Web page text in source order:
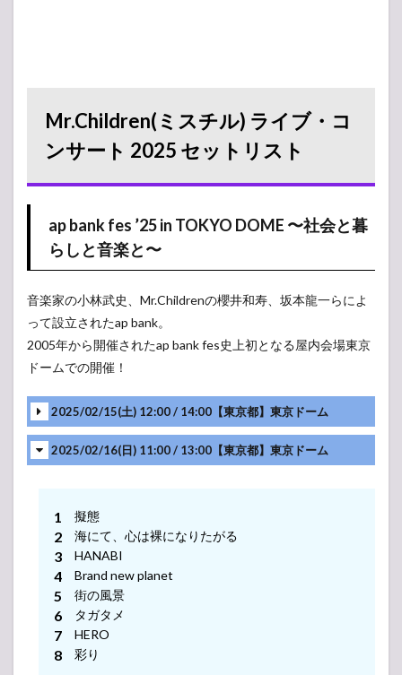
Mr.Children(ミスチル) ライブ・コ
ンサート 2025 セットリスト
ap bank fes ’25 in TOKYO DOME 〜社会と暮
らしと音楽と〜
音楽家の小林武史、Mr.Childrenの櫻井和寿、坂本龍一らによ
って設立されたap bank。
2005年から開催されたap bank fes史上初となる屋内会場東京
ドームでの開催！
2025/02/15(土) 12:00 / 14:00【東京都】東京ドーム
2025/02/16(日) 11:00 / 13:00【東京都】東京ドーム
擬態
海にて、心は裸になりたがる
HANABI
Brand new planet
街の風景
タガタメ
HERO
彩り